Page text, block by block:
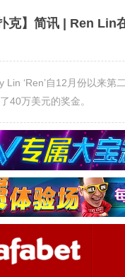
克】简讯 | Ren
Lin ‘Ren’自12月份以来
40万美元的奖金。